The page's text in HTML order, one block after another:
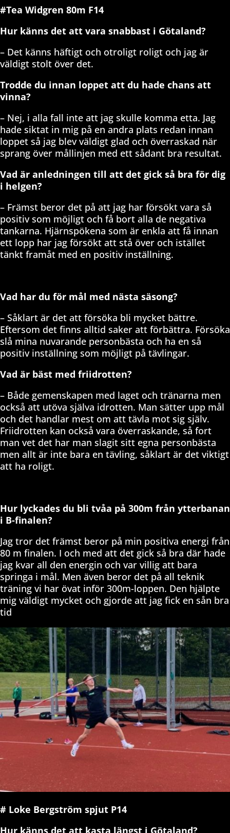
#Tea Widgren 80m F14
Hur känns det att vara snabbast i Götaland?
– Det känns häftigt och otroligt roligt och jag är
väldigt stolt över det.
Trodde du innan loppet att du hade chans att
vinna?
– Nej, i alla fall inte att jag skulle komma etta. Jag
hade siktat in mig på en andra plats redan innan
loppet så jag blev väldigt glad och överraskad när
sprang över mållinjen med ett sådant bra resultat.
Vad är anledningen till att det gick så bra för dig
i helgen?
– Främst beror det på att jag har försökt vara så
positiv som möjligt och få bort alla de negativa
tankarna. Hjärnspökena som är enkla att få innan
ett lopp har jag försökt att stå över och istället
tänkt framåt med en positiv inställning.
Vad har du för mål med nästa säsong?
– Såklart är det att försöka bli mycket bättre.
Eftersom det finns alltid saker att förbättra. Försöka
slå mina nuvarande personbästa och ha en så
positiv inställning som möjligt på tävlingar.
Vad är bäst med friidrotten?
– Både gemenskapen med laget och tränarna men
också att utöva själva idrotten. Man sätter upp mål
och det handlar mest om att tävla mot sig själv.
Friidrotten kan också vara överraskande, så fort
man vet det har man slagit sitt egna personbästa
men allt är inte bara en tävling, såklart är det viktigt
att ha roligt.
Hur lyckades du bli tvåa på 300m från ytterbanan
i B-finalen?
Jag tror det främst beror på min positiva energi från
80 m finalen. I och med att det gick så bra där hade
jag kvar all den energin och var villig att bara
springa i mål. Men även beror det på all teknik
träning vi har övat inför 300m-loppen. Den hjälpte
mig väldigt mycket och gjorde att jag fick en sån bra
tid
# Loke Bergström spjut P14
Hur känns det att kasta längst i Götaland?